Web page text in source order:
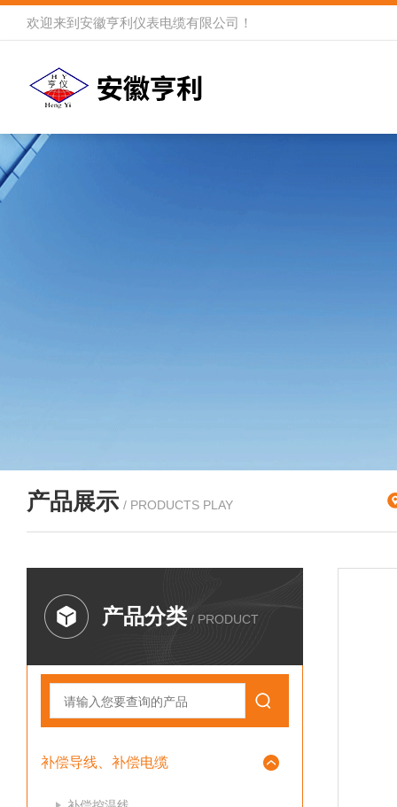
欢迎来到 安徽亨利仪表电缆有限公司 ！
产品展示 / PRODUCTS PLAY
产品分类 / PRODUCT
补偿导线、补偿电缆